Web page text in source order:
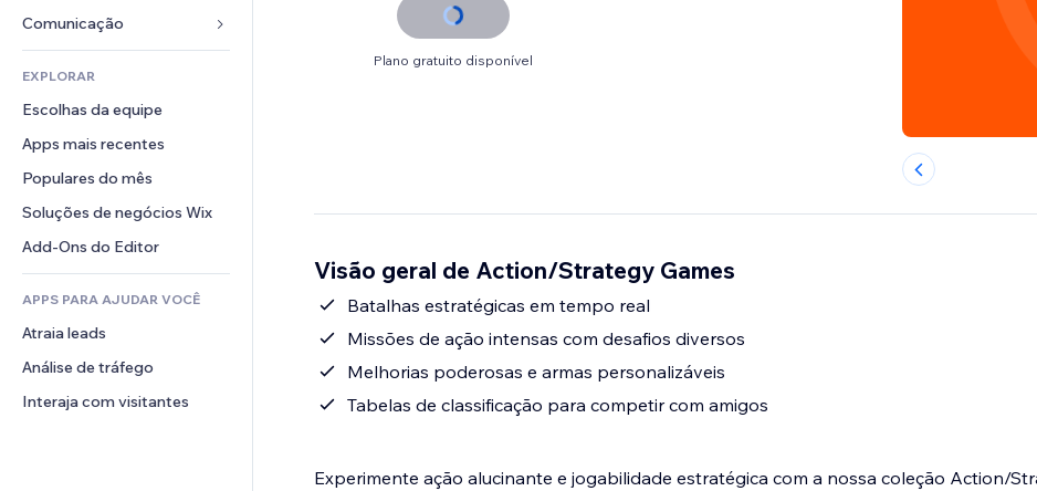
Listas do site
Email
Contabilidade
Cupons e fidelidade
Soluções de armazenamento
Restaurantes
Imobiliária
Meus agendamentos
Músicas
Podcasts
Fotografia
Vídeo
PDF
Compartilhamento de arquivos
Notícias
Mapas e navegação
Privacidade e segurança
Relógio
Templates de página
Efeitos de imagem
Botões e menus
Banners e selos
Calculadoras
Busca
Previsão do tempo
Tabelas e gráficos
Formulários
Enquetes
Chat
Comentários
Telefone
Comunidade
Avaliações e depoimentos
CRM
EXPLORAR
Escolhas da equipe
Apps mais recentes
Populares do mês
Soluções de negócios Wix
Add-Ons do Editor
APPS PARA AJUDAR VOCÊ
Atraia leads
Análise de tráfego
Interaja com visitantes
Plano gratuito disponível
Visão geral de Action/Strategy Games
Batalhas estratégicas em tempo real
Missões de ação intensas com desafios diversos
Melhorias poderosas e armas personalizáveis
Tabelas de classificação para competir com amigos
Experimente ação alucinante e jogabilidade estratégica com a nossa coleção Action/